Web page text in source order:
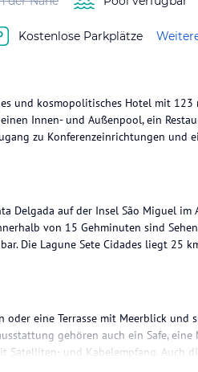
Kostenlose Parkplätze
und kosmopolitisches Hotel mit
Innen- und Außenpool, ein
zu Konferenzeinrichtungen und
Delgada auf der Insel São Miguel im
von 15 Gehminuten sind
Die Lagune Sete Cidades liegt 25
eine Terrasse mit Meerblick und
gehören auch ein Safe, eine
Satelliten- und Kabelempfang. Auch
WLAN ist kostenlos